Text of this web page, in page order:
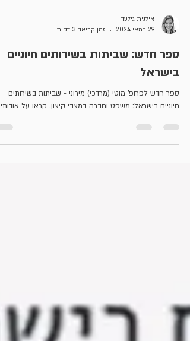
אילנית גילעד
ספר חדש: שביתות בשירותים חיוניים
בישראל
ספר חדש לפרופ' מוטי (מרדכי) מירוני - שביתות בשירותים
חיוניים בישראל: משפט וחברה במצבי קיצון. קראו על